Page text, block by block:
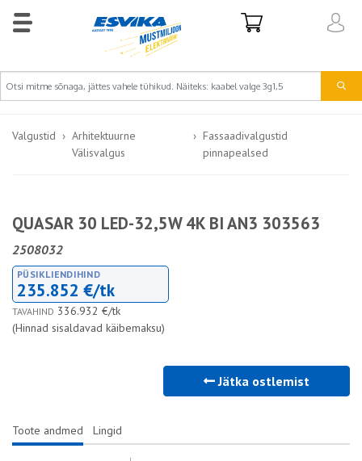
Valgustid
Arhitektuurne
Välisvalgus
Fassaadivalgustid
pinnapealsed
QUASAR 30 LED-32,5W 4K BI AN3 303563
2508032
PÜSIKLIENDIHIND
235.852 €/tk
TAVAHIND 336.932 €/tk
(Hinnad sisaldavad käibemaksu)
Jätka ostlemist
Toote andmed Lingid